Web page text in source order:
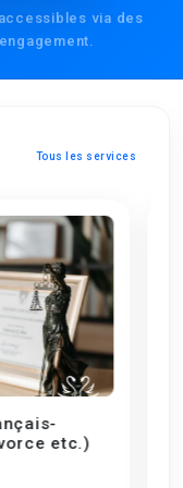
via des
Tous les services
EN/PT